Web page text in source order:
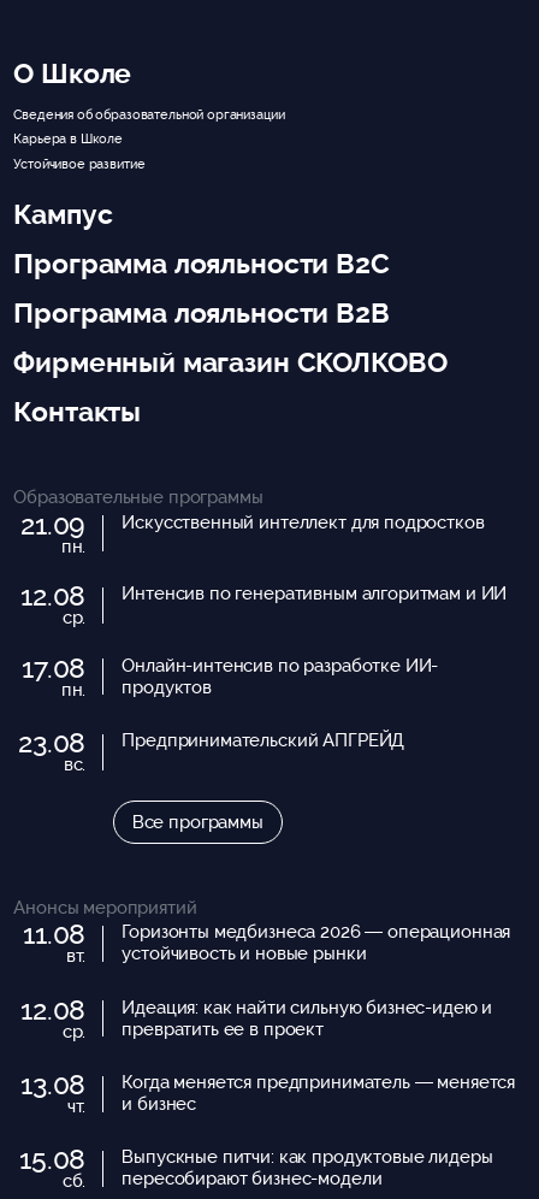
О Школе
Сведения об образовательной организации
Карьера в Школе
Устойчивое развитие
Кампус
Программа лояльности B2C
Программа лояльности B2B
Фирменный магазин СКОЛКОВО
Контакты
Образовательные программы
21.09
пн.
Искусственный интеллект для подростков
12.08
ср.
Интенсив по генеративным алгоритмам и ИИ
17.08
пн.
Онлайн-интенсив по разработке ИИ-
продуктов
23.08
вс.
Предпринимательский АПГРЕЙД
Все программы
Анонсы мероприятий
11.08
вт.
Горизонты медбизнеса 2026 — операционная
устойчивость и новые рынки
12.08
ср.
Идеация: как найти сильную бизнес-идею и
превратить ее в проект
13.08
чт.
Когда меняется предприниматель — меняется
и бизнес
15.08
сб.
Выпускные питчи: как продуктовые лидеры
пересобирают бизнес-модели